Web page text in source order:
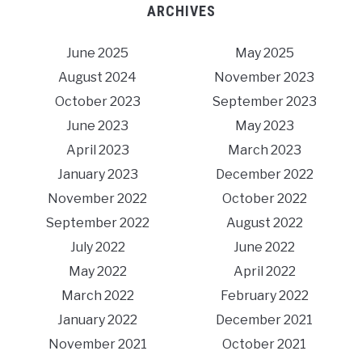
ARCHIVES
June 2025
May 2025
August 2024
November 2023
October 2023
September 2023
June 2023
May 2023
April 2023
March 2023
January 2023
December 2022
November 2022
October 2022
September 2022
August 2022
July 2022
June 2022
May 2022
April 2022
March 2022
February 2022
January 2022
December 2021
November 2021
October 2021